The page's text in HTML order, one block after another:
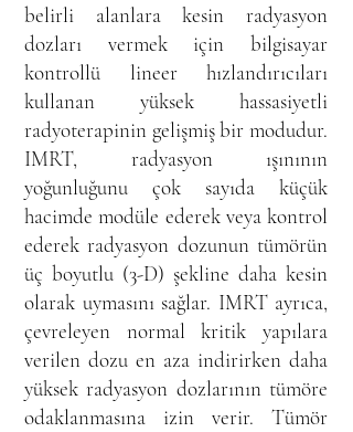
belirli alanlara kesin radyasyon
dozları vermek için bilgisayar
kontrollü lineer hızlandırıcıları
kullanan yüksek hassasiyetli
radyoterapinin gelişmiş bir modudur.
IMRT, radyasyon ışınının
yoğunluğunu çok sayıda küçük
hacimde modüle ederek veya kontrol
ederek radyasyon dozunun tümörün
üç boyutlu (3-D) şekline daha kesin
olarak uymasını sağlar. IMRT ayrıca,
çevreleyen normal kritik yapılara
verilen dozu en aza indirirken daha
yüksek radyasyon dozlarının tümöre
odaklanmasına izin verir. Tümör